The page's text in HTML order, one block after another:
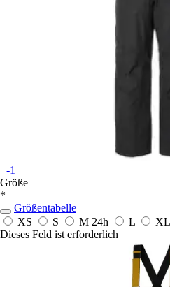
+-1
Größe
*
Größentabelle
XS
S M 24h L XL
Dieses Feld ist erforderlich